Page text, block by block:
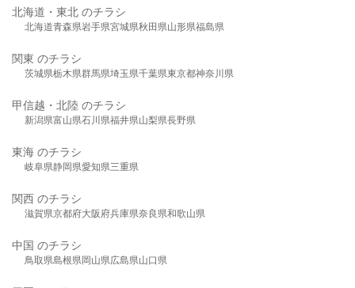
北海道・東北 のチラシ
北海道青森県岩手県宮城県秋田県山形県福島県
関東 のチラシ
茨城県栃木県群馬県埼玉県千葉県東京都神奈川県
甲信越・北陸 のチラシ
新潟県富山県石川県福井県山梨県長野県
東海 のチラシ
岐阜県静岡県愛知県三重県
関西 のチラシ
滋賀県京都府大阪府兵庫県奈良県和歌山県
中国 のチラシ
鳥取県島根県岡山県広島県山口県